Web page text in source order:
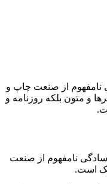
نامفهوم از صنعت چاپ و
و متون بلکه روزنامه و
سادگی نامفهوم از صنعت
است.